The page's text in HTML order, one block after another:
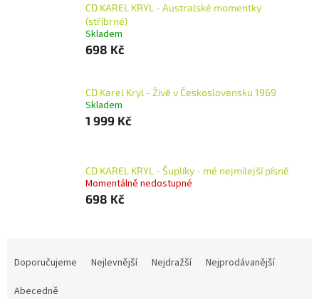
CD KAREL KRYL - Australské momentky
(stříbrné)
Skladem
698 Kč
CD Karel Kryl - Živě v Československu 1969
Skladem
1 999 Kč
CD KAREL KRYL - Šuplíky - mé nejmilejší písně
Momentálně nedostupné
698 Kč
Doporučujeme Nejlevnější Nejdražší
Nejprodávanější
Abecedně